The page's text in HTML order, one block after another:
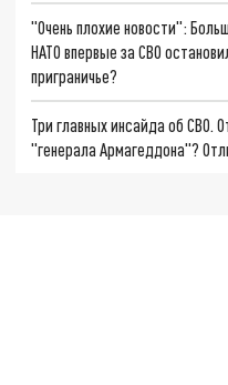
"Очень плохие новости":
НАТО впервые за СВО
приграничье?
Три главных инсайда об СВО.
"генерала Армагеддона"?